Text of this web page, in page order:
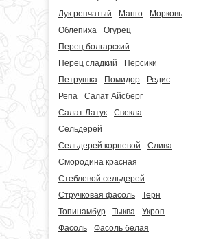
Лук репчатый
Манго
Морковь
Облепиха
Огурец
Перец болгарский
Перец сладкий
Персики
Петрушка
Помидор
Редис
Репа
Салат Айсберг
Салат Латук
Свекла
Сельдерей
Сельдерей корневой
Слива
Смородина красная
Стеблевой сельдерей
Стручковая фасоль
Терн
Топинамбур
Тыква
Укроп
Фасоль
Фасоль белая